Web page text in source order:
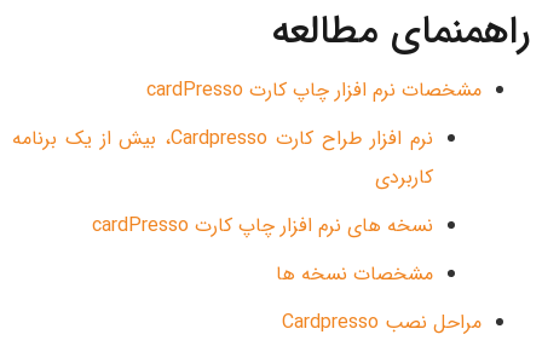
راهمنمای مطالعه
مشخصات نرم افزار چاپ کارت cardPresso
نرم افزار طراح کارت Cardpresso، بیش از یک برنامه
کاربردی
نسخه های نرم افزار چاپ کارت cardPresso
مشخصات نسخه ها
مراحل نصب Cardpresso